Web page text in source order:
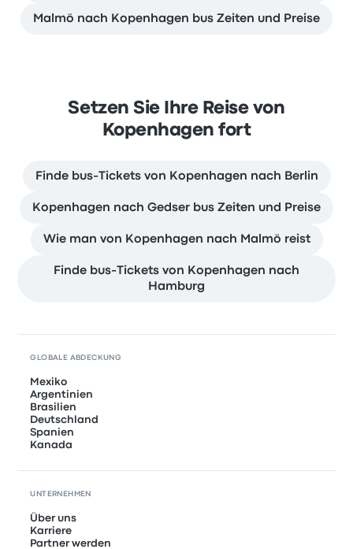
Malmö nach Kopenhagen bus Zeiten und Preise
Setzen Sie Ihre Reise von
Kopenhagen fort
Finde bus-Tickets von Kopenhagen nach Berlin
Kopenhagen nach Gedser bus Zeiten und Preise
Wie man von Kopenhagen nach Malmö reist
Finde bus-Tickets von Kopenhagen nach
Hamburg
GLOBALE ABDECKUNG
Mexiko
Argentinien
Brasilien
Deutschland
Spanien
Kanada
UNTERNEHMEN
Über uns
Karriere
Partner werden